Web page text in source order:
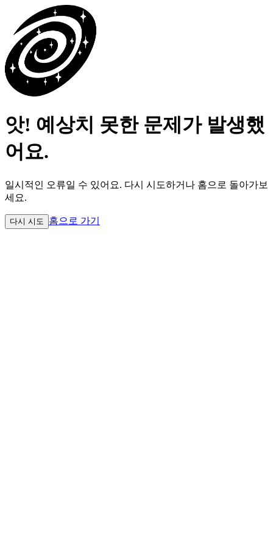
앗! 예상치 못한 문제가 발생했
어요.
일시적인 오류일 수 있어요. 다시 시도하거나 홈으로 돌아가보
세요.
다시 시도 홈으로 가기